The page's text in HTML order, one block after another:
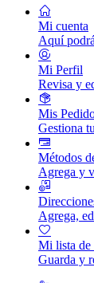
Mi cuenta
Aquí
Mi Perfil
Revisa y
Mis
Gestiona
Métodos
Agrega y
Agrega,
Mi lista de
Guarda y